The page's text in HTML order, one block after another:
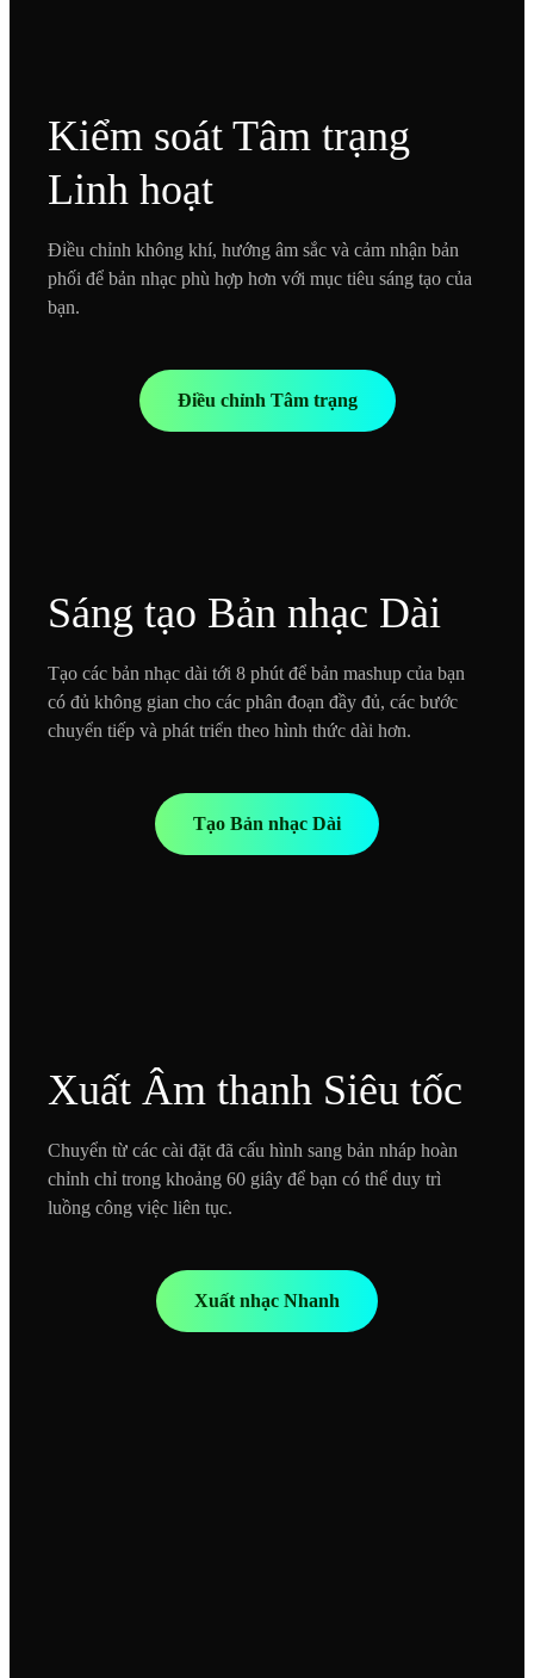
Kiểm soát Tâm trạng
Linh hoạt
Điều chỉnh không khí, hướng âm sắc và cảm nhận bản
phối để bản nhạc phù hợp hơn với mục tiêu sáng tạo của
bạn.
Điều chỉnh Tâm trạng
Sáng tạo Bản nhạc Dài
Tạo các bản nhạc dài tới 8 phút để bản mashup của bạn
có đủ không gian cho các phân đoạn đầy đủ, các bước
chuyển tiếp và phát triển theo hình thức dài hơn.
Tạo Bản nhạc Dài
Xuất Âm thanh Siêu tốc
Chuyển từ các cài đặt đã cấu hình sang bản nháp hoàn
chỉnh chỉ trong khoảng 60 giây để bạn có thể duy trì
luồng công việc liên tục.
Xuất nhạc Nhanh